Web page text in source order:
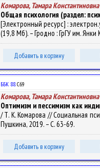
Комарова, Тамара Константиновна
Общая психология (раздел:
[Электронный ресурс] :
(19,8 Мб). – Гродно : ГрГУ им.
Добавить в корзину
ББК 88.С69
Комарова, Тамара Константиновна
Оптимизм и пессимизм как
/ Т. К. Комарова // Социальная
Пушкина, 2019. – С. 63-69.
Добавить в корзину